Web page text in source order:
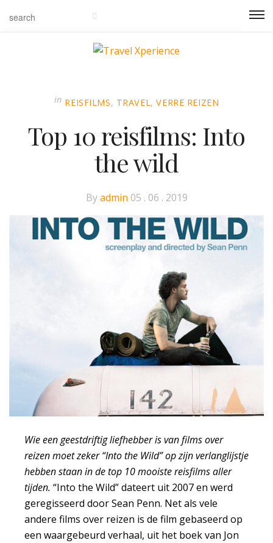
in REISFILMS, TRAVEL,VERRE REIZEN
Top 10 reisfilms: Into
the wild
Byadmin Posted
05 . 06 . 2019
Wie een geestdriftig liefhebber is van films over
reizen moet zeker “Into the Wild” op zijn verlanglijstje
hebben staan in de top 10 mooiste reisfilms aller
tijden. “Into the Wild” dateert uit 2007 en werd
geregisseerd door Sean Penn. Net als vele
andere films over reizen is de film gebaseerd op
een waargebeurd verhaal, uit het boek van Jon